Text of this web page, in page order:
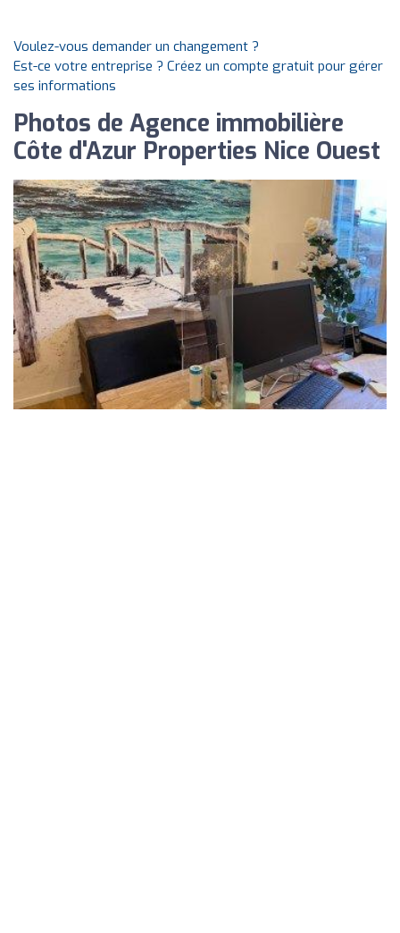
Voulez-vous demander un changement ?
Est-ce votre entreprise ? Créez un compte gratuit pour gérer
ses informations
Photos de Agence immobilière
Côte d'Azur Properties Nice Ouest